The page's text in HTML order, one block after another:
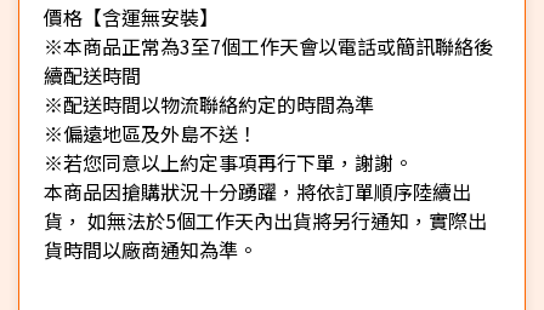
價格【含運無安裝】
※本商品正常為3至7個工作天會以電話或簡訊聯絡後
續配送時間
※配送時間以物流聯絡約定的時間為準
※偏遠地區及外島不送！
※若您同意以上約定事項再行下單，謝謝。
本商品因搶購狀況十分踴躍，將依訂單順序陸續出
貨， 如無法於5個工作天內出貨將另行通知，實際出
貨時間以廠商通知為準。